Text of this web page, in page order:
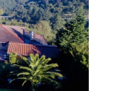
il n’y a
le
grand